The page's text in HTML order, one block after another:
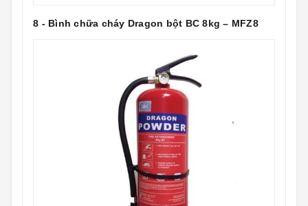
8 - Bình chữa cháy Dragon bột BC 8kg – MFZ8